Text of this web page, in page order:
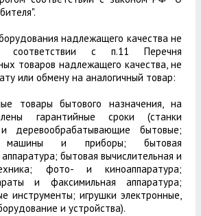
надлежащего качества не
соответствии с п.11 Перечня
товаров надлежащего качества, не
или обмену на аналогичный товар:
товары бытового назначения, на
гарантийные сроки (станки
деревообрабатывающие бытовые;
машины и приборы; бытовая
бытовая вычислительная и
фото- и киноаппаратура;
и факсимильная аппаратура;
инструменты; игрушки электронные,
и устройства).